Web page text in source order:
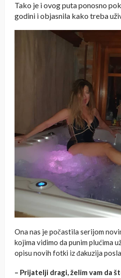
Tako je i ovog puta ponosno
godini i objasnila kako treba
Ona nas je počastila serijom
kojima vidimo da punim plućima
opisu novih fotki iz đakuzija
– Prijatelji dragi, želim vam da